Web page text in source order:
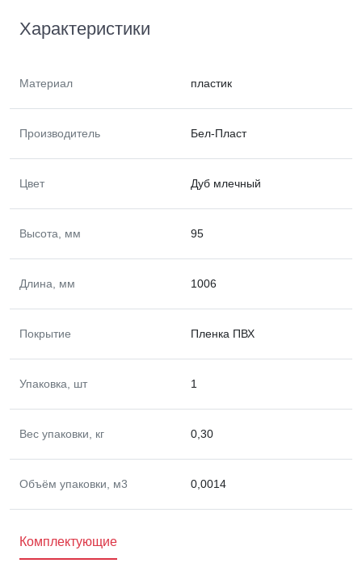
Характеристики
Материал пластик
Производитель Бел-Пласт
Цвет Дуб млечный
Высота, мм 95
Длина, мм 1006
Покрытие Пленка ПВХ
Упаковка, шт 1
Вес упаковки, кг 0,30
Объём упаковки, м3 0,0014
Комплектующие